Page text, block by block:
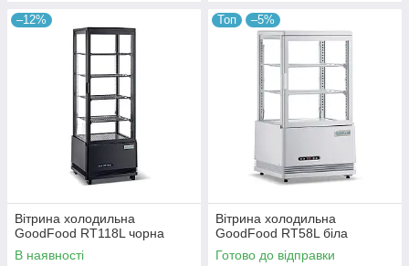
–12%
Вітрина холодильна
GoodFood RT118L чорна
В наявності
Топ –5%
Вітрина холодильна
GoodFood RT58L біла
Готово до відправки